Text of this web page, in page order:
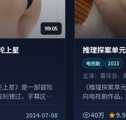
99:05
上星
上星》是一部冒险
错过，字幕区常
2024-07-08
推理探案单
电视剧 2023
主演： 雷佳音、
《推理探案单
向电视剧作品
40万
9.9